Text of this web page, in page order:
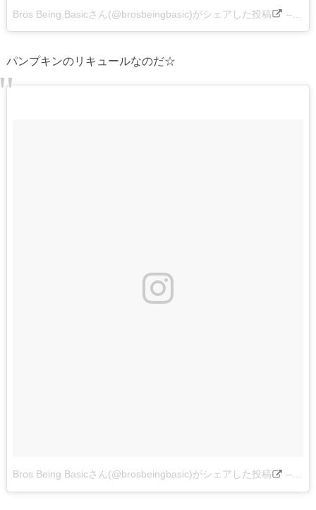
Bros Being Basicさん(@brosbeingbasic)がシェアした投稿 –
パンプキンのリキュールなのだ☆
Bros Being Basicさん(@brosbeingbasic)がシェアした投稿 –